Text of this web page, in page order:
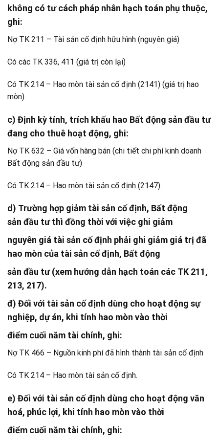
không có tư cách pháp nhân hạch toán phụ thuộc,
ghi:
Nợ TK 211 – Tài sản cố định hữu hình (nguyên giá)
Có các TK 336, 411 (giá trị còn lại)
Có TK 214 – Hao mòn tài sản cố định (2141) (giá trị hao
mòn).
c) Định kỳ tính, trích khấu hao Bất động sản đầu tư
đang cho thuê hoạt động, ghi:
Nợ TK 632 – Giá vốn hàng bán (chi tiết chi phí kinh doanh
Bất động sản đầu tư)
Có TK 214 – Hao mòn tài sản cố định (2147).
d) Trường hợp giảm tài sản cố định, Bất động
sản đầu tư thì đồng thời với việc ghi giảm
nguyên giá tài sản cố định phải ghi giảm giá trị đã
hao mòn của tài sản cố định, Bất động
sản đầu tư (xem hướng dẫn hạch toán các TK 211,
213, 217).
đ) Đối với tài sản cố định dùng cho hoạt động sự
nghiệp, dự án, khi tính hao mòn vào thời
điểm cuối năm tài chính, ghi:
Nợ TK 466 – Nguồn kinh phí đã hình thành tài sản cố định
Có TK 214 – Hao mòn tài sản cố định.
e) Đối với tài sản cố định dùng cho hoạt động văn
hoá, phúc lợi, khi tính hao mòn vào thời
điểm cuối năm tài chính, ghi: